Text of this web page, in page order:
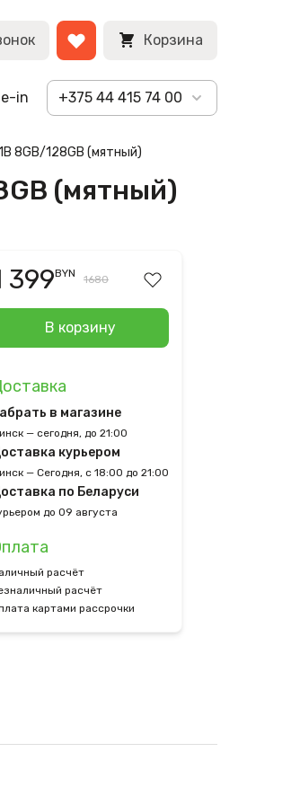
Корзина
in +375 44 415 74 00
BYN
8GB/128GB (мятный)
(мятный)
399BYN 1680
В корзину
в магазине
— сегодня, до 21:00
курьером
— Сегодня, с 18:00 до 21:00
по Беларуси
до 09 августа
расчёт
расчёт
картами рассрочки